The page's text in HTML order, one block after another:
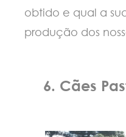
obtido e qual a
produção dos
6. Cães